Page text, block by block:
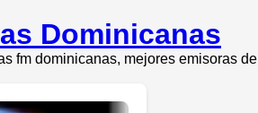
Dominicanas
fm dominicanas, mejores emisoras de